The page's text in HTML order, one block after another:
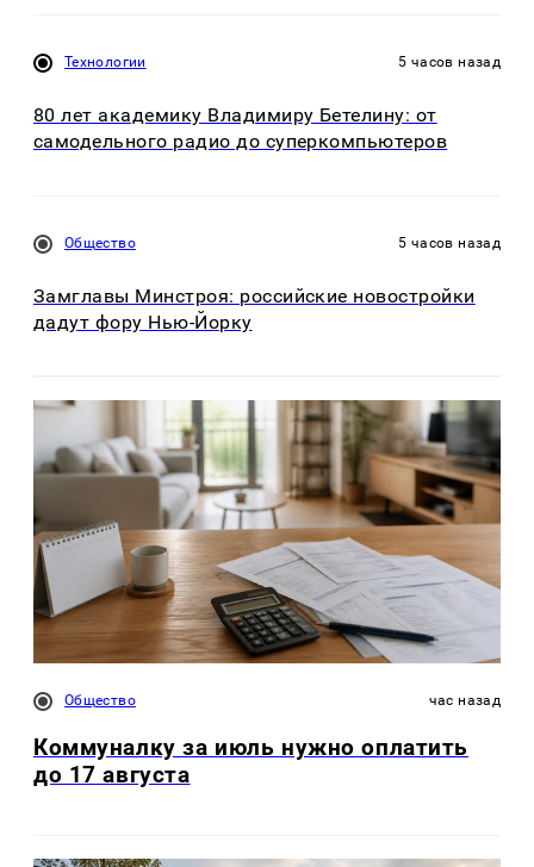
Технологии 5 часов назад
80 лет академику Владимиру Бетелину: от
самодельного радио до суперкомпьютеров
Общество 5 часов назад
Замглавы Минстроя: российские новостройки
дадут фору Нью-Йорку
Общество час назад
Коммуналку за июль нужно оплатить
до 17 августа